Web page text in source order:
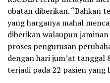
obatan diberikan. “Bahkan
yang harganya mahal
diberikan walaupun
proses pengurusan
dengan hari jum’at tanggal
terjadi pada 22 pasien yang